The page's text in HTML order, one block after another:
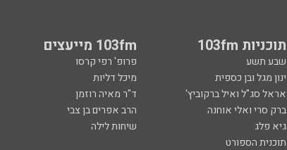
תוכניות 103fm 103fm מייעצים
שבע תשע פרופ' רפי קרסו
ינון מגל ובן כספית
מיכל דליות
אראל סג"ל ואיל ברקוביץ'
ד"ר מאיה רוזמן
ברק סרי ואלי אוחנה
הרב אפרים בן צבי
גיא פלג
שיחות לילה
תוכנית הספורט